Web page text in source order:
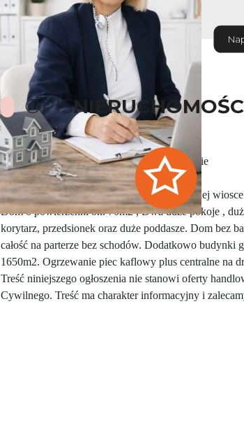
OPIS
Wieś Rożnowo Łobeskie / Pomorze Zachodnie
Wyłącznie u Nas !
Na Sprzedaż Dom Bliźniak w spokojnej, cichej
Dom o powierzchni ok. 70m2 , Dwa duże pokoje ,
korytarz, przedsionek oraz duże poddasze. Dom bez
całość na parterze bez schodów. Dodatkowo budynki
1650m2. Ogrzewanie piec kaflowy plus centralne na
Treść niniejszego ogłoszenia nie stanowi oferty
Cywilnego. Treść ma charakter informacyjny i